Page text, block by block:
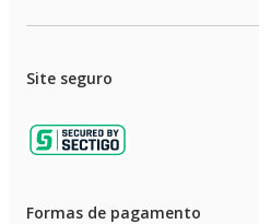
Site seguro
Formas de pagamento